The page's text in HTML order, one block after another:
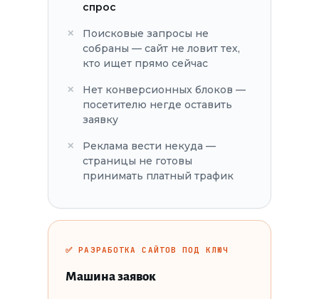
спрос
Поисковые запросы не
собраны — сайт не ловит тех,
кто ищет прямо сейчас
Нет конверсионных блоков —
посетителю негде оставить
заявку
Реклама вести некуда —
страницы не готовы
принимать платный трафик
✅ РАЗРАБОТКА САЙТОВ ПОД КЛЮЧ
Машина заявок